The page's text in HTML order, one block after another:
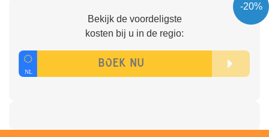
-20%
Bekijk de voordeligste
kosten bij u in de regio: